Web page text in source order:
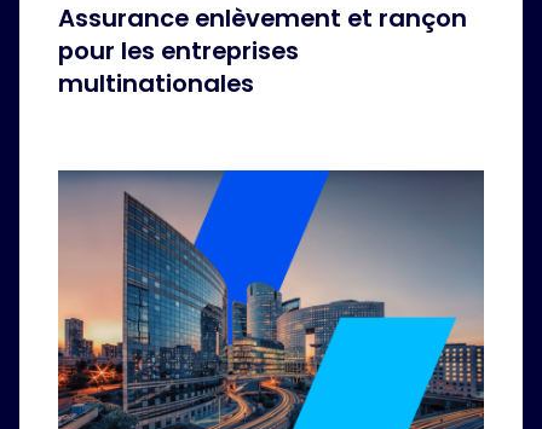
Assurance enlèvement et rançon
pour les entreprises
multinationales